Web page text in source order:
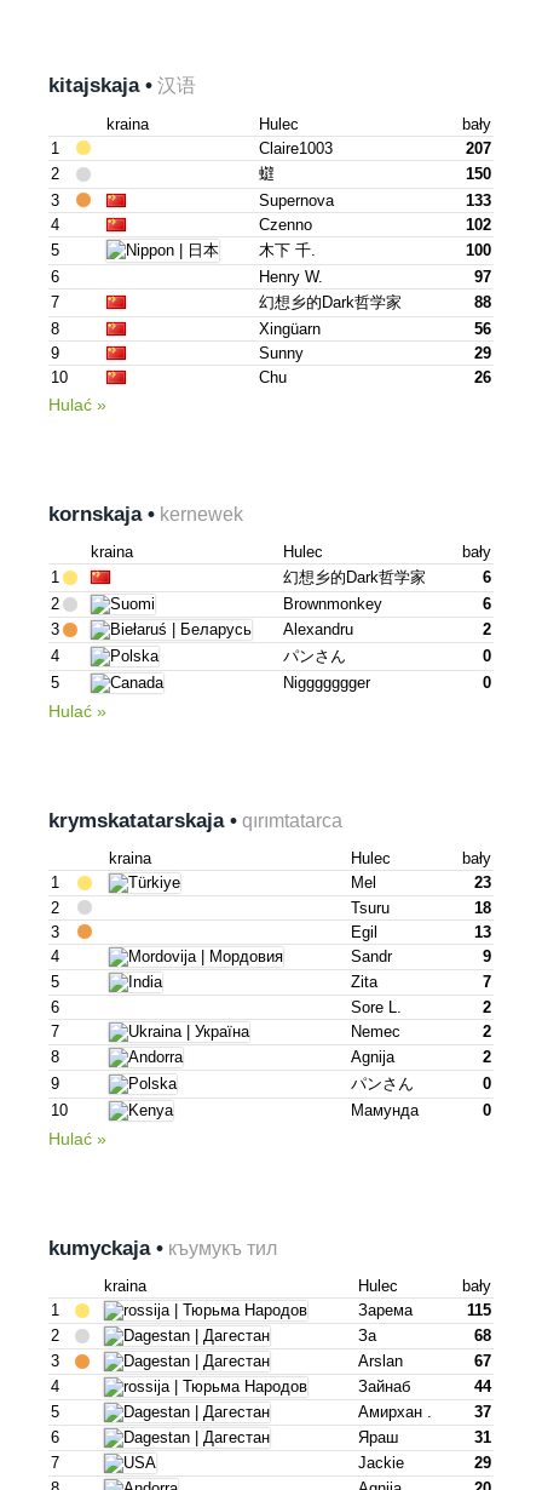
kitajskaja • 汉语
kraina Hulec
bały
1
Claire1003
207
2
䗴
150
3
Supernova
133
4
Czenno
102
5
木下 千.
100
6
Henry W.
97
7
幻想乡的dark哲学家
88
8
Xingüarn
56
9
Sunny
29
10
Chu 26
Hulać »
kornskaja • kernewek
kraina Hulec
bały
1
幻想乡的dark哲学家
6
2
Brownmonkey
6
3
Alexandru
2
4
パンさん
0
5
Niggggggger 0
Hulać »
krymska­tatarskaja • qırımtatarca
kraina Hulec
bały
1
Mel
23
2
Tsuru
18
3
Egil
13
4
Sandr
9
5
Zita
7
6
Sore L.
2
7
Nemec
2
8
Agnija
2
9
パンさん
0
10
Мамунда 0
Hulać »
kumyckaja • къумукъ тил
kraina Hulec
bały
1
Зарема
115
2
За
68
3
Arslan
67
4
Зайнаб
44
5
Амирхан .
37
6
Яраш
31
7
Jackie
29